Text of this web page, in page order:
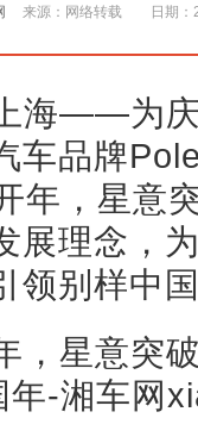
来源：网络转载 日期
海——为
车品牌
年，星意
展理念，
领别样中